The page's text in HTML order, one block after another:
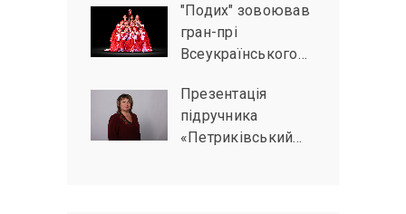
"Подих" зовоював
гран-прі
Всеукраїнського…
Презентація
підручника
«Петриківський…